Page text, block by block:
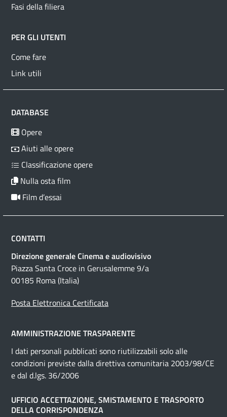
Fasi della filiera
PER GLI UTENTI
Come fare
Link utili
DATABASE
Opere
Aiuti alle opere
Classificazione opere
Nulla osta film
Film d’essai
CONTATTI
Direzione generale Cinema e audiovisivo
Piazza Santa Croce in Gerusalemme 9/a
00185 Roma (Italia)
Posta Elettronica Certificata
AMMINISTRAZIONE TRASPARENTE
I dati personali pubblicati sono riutilizzabili solo alle
condizioni previste dalla direttiva comunitaria 2003/98/CE
e dal d.lgs. 36/2006
UFFICIO ACCETTAZIONE, SMISTAMENTO E TRASPORTO
DELLA CORRISPONDENZA